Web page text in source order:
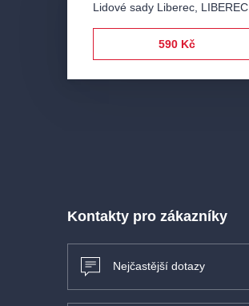
Lidové sady Liberec LIBEREC
590 Kč
Kontakty pro zákazníky
Nejčastější dotazy